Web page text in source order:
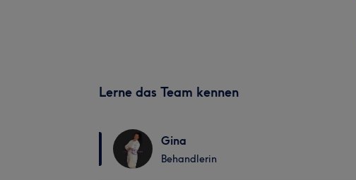
Lerne das Team kennen
Gina
Behandlerin